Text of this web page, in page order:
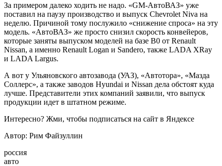
За примером далеко ходить не надо. «GM-АвтоВАЗ» уже
поставил на паузу производство и выпуск Chevrolet Niva на
неделю. Причиной тому послужило «снижение спроса» на эту
модель. «АвтоВАЗ» же просто снизил скорость конвейеров,
которые заняты выпуском моделей на базе B0 от Renault
Nissan, а именно Renault Logan и Sandero, также LADA XRay
и LADA Largus.
А вот у Ульяновского автозавода (УАЗ), «Автотора», «Мазда
Соллерс», а также заводов Hyundai и Nissan дела обстоят куда
лучше. Представители этих компаний заявили, что выпуск
продукции идет в штатном режиме.
Интересно? Жми, чтобы подписаться на сайт в Яндексе
Автор: Рим Файзуллин
россия
авто